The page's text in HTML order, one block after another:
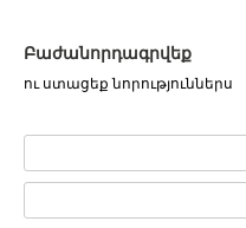
Բաժանորդագրվեք
ու ստացեք նորություններս